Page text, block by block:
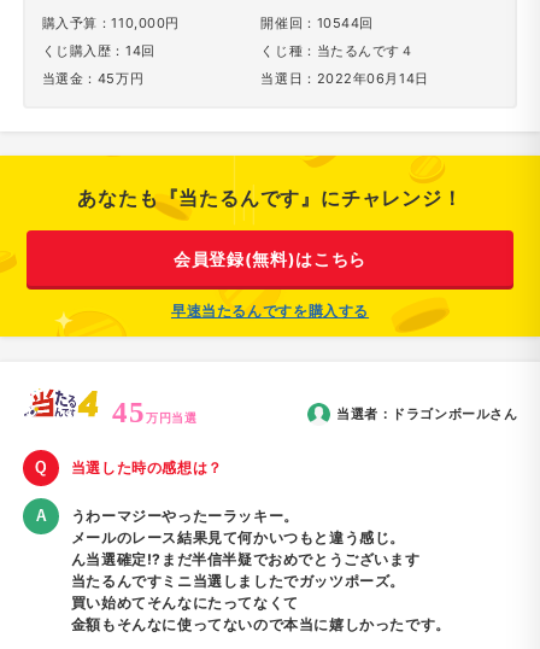
購入予算：110,000円
くじ購入歴：14回
当選金：45万円
開催回：10544回
くじ種：当たるんです４
当選日：2022年06月14日
あなたも『当たるんです』にチャレンジ！
会員登録(無料)はこちら
早速当たるんですを購入する
45万円当選 当選者： ドラゴンボールさん
当選した時の感想は？
うわーマジーやったーラッキー。
メールのレース結果見て何かいつもと違う感じ。
ん当選確定!?まだ半信半疑でおめでとうございます
当たるんですミニ当選しましたでガッツポーズ。
買い始めてそんなにたってなくて
金額もそんなに使ってないので本当に嬉しかったです。